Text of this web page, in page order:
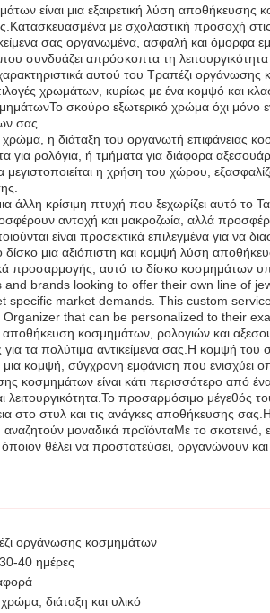
είναι μια εξαιρετική λύση αποθήκευσης
με σχολαστική προσοχή
σας οργανωμένα, ασφαλή και όμορφα
συνδυάζει απρόσκοπτα τη
αυτού του Τραπέζι οργάνωσης
χρωμάτων, κυρίως με ένα κομψό και
σκούρο εξωτερικό χρώμα όχι μόνο
σας.
η διάταξη του οργανωτή επιφάνειας
για ρολόγια, ή τμήματα για διάφορα
μεγιστοποιείται η χρήση του χώρου,
άλλη κρίσιμη πτυχή που ξεχωρίζει αυτό
αντοχή και μακροζωία, αλλά
είναι προσεκτικά επιλεγμένα για να
δίσκο μια αξιόπιστη και κομψή λύση
προσαρμογής, αυτό το δίσκο κοσμημάτων
brands looking to offer their own line of
specific market demands. This custom
that can be personalized to their
αποθήκευση κοσμημάτων, ρολογιών και
τα πολύτιμα αντικείμενα σας.Η κομψή
κομψή, σύγχρονη εμφάνιση που ενισχύει
κοσμημάτων είναι κάτι περισσότερο από
προσαρμόσιμο μέγεθός
στο στυλ και τις ανάγκες αποθήκευσης
αναζητούν μοναδικά προϊόνταΜε το
όποιον θέλει να προστατεύσει, οργανώνουν
οργάνωσης κοσμημάτων
40 ημέρες
διάταξη και υλικό